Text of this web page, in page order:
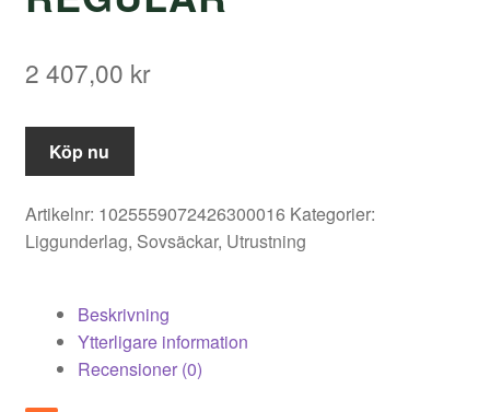
2 407,00 kr
Köp nu
Artikelnr: 1025559072426300016 Kategorier:
Liggunderlag, Sovsäckar, Utrustning
Beskrivning
Ytterligare information
Recensioner (0)